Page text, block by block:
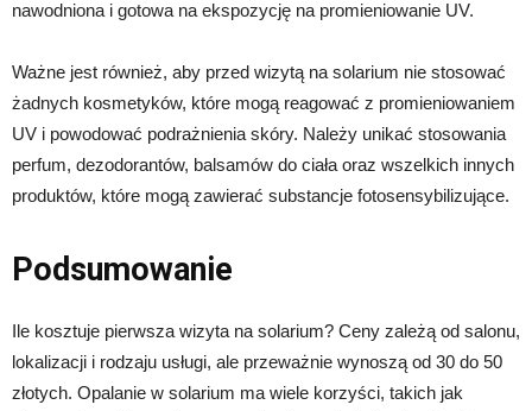
nawodniona i gotowa na ekspozycję na promieniowanie UV.
Ważne jest również, aby przed wizytą na solarium nie stosować
żadnych kosmetyków, które mogą reagować z promieniowaniem
UV i powodować podrażnienia skóry. Należy unikać stosowania
perfum, dezodorantów, balsamów do ciała oraz wszelkich innych
produktów, które mogą zawierać substancje fotosensybilizujące.
Podsumowanie
Ile kosztuje pierwsza wizyta na solarium? Ceny zależą od salonu,
lokalizacji i rodzaju usługi, ale przeważnie wynoszą od 30 do 50
złotych. Opalanie w solarium ma wiele korzyści, takich jak